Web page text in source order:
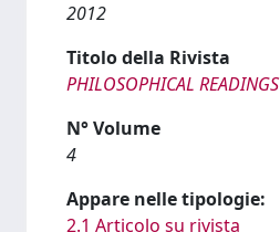
2012
Titolo della Rivista
PHILOSOPHICAL READINGS
N° Volume
4
Appare nelle tipologie:
2.1 Articolo su rivista